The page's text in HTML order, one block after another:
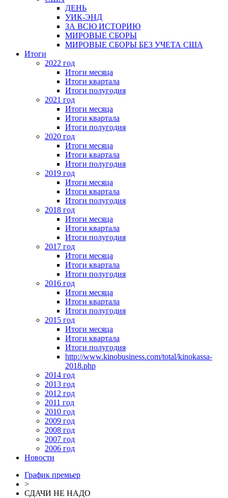
ДЕНЬ
УИК-ЭНД
ЗА ВСЮ ИСТОРИЮ
МИРОВЫЕ СБОРЫ
МИРОВЫЕ СБОРЫ БЕЗ УЧЕТА США
Итоги
2022 год
Итоги месяца
Итоги квартала
Итоги полугодия
2021 год
Итоги месяца
Итоги квартала
Итоги полугодия
2020 год
Итоги месяца
Итоги квартала
Итоги полугодия
2019 год
Итоги месяца
Итоги квартала
Итоги полугодия
2018 год
Итоги месяца
Итоги квартала
Итоги полугодия
2017 год
Итоги месяца
Итоги квартала
Итоги полугодия
2016 год
Итоги месяца
Итоги квартала
Итоги полугодия
2015 год
Итоги месяца
Итоги квартала
Итоги полугодия
http://www.kinobusiness.com/total/kinokassa-
2018.php
2014 год
2013 год
2012 год
2011 год
2010 год
2009 год
2008 год
2007 год
2006 год
Новости
График премьер
>
СДАЧИ НЕ НАДО